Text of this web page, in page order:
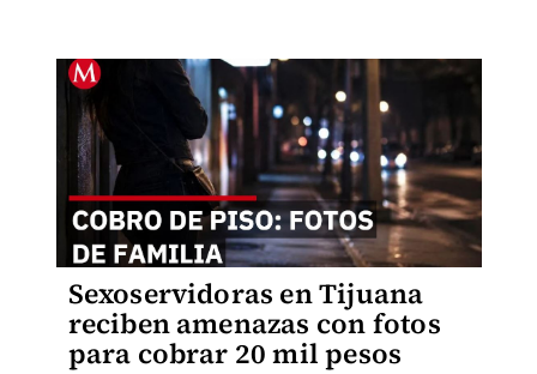
Sexoservidoras en Tijuana
reciben amenazas con fotos
para cobrar 20 mil pesos